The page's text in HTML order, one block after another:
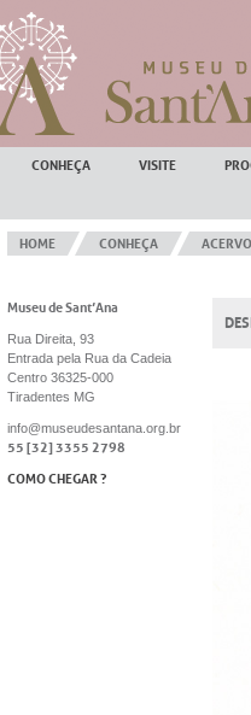
CONHEÇA VISITE
HOME CONHEÇA ACERVO
Museu de Sant’Ana
Rua Direita, 93
Entrada pela Rua da Cadeia
Centro 36325-000
Tiradentes MG
info@museudesantana.org.br
55 [32] 3355 2798
COMO CHEGAR ?